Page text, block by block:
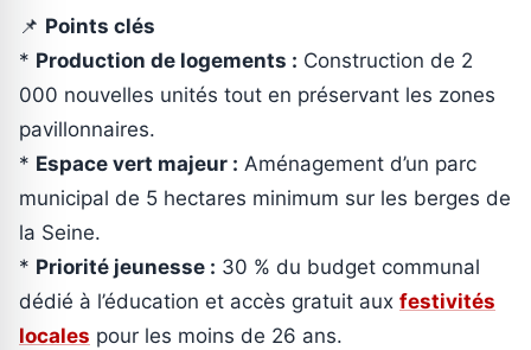
📌 Points clés
* Production de logements : Construction de 2
000 nouvelles unités tout en préservant les zones
pavillonnaires.
* Espace vert majeur : Aménagement d’un parc
municipal de 5 hectares minimum sur les berges de
la Seine.
* Priorité jeunesse : 30 % du budget communal
dédié à l’éducation et accès gratuit aux festivités
locales pour les moins de 26 ans.